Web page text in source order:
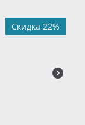
Скидка 22%